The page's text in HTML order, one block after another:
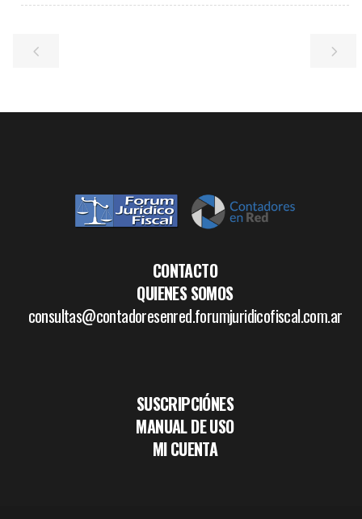
CONTACTO
QUIENES SOMOS
consultas@contadoresenred.forumjuridicofiscal.com.ar
SUSCRIPCIÓNES
MANUAL DE USO
MI CUENTA